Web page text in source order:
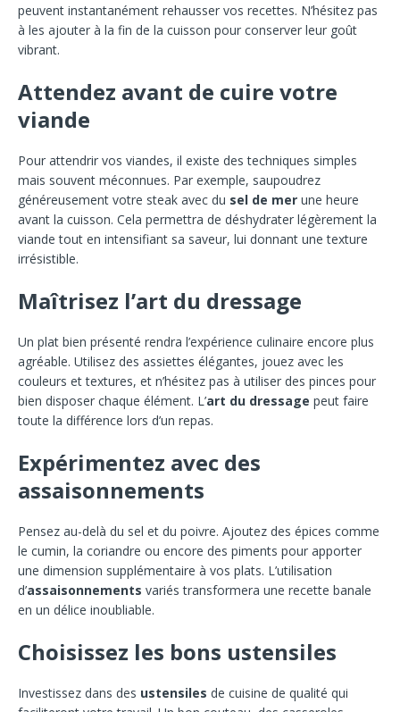
peuvent instantanément rehausser vos recettes. N’hésitez pas
à les ajouter à la fin de la cuisson pour conserver leur goût
vibrant.
Attendez avant de cuire votre
viande
Pour attendrir vos viandes, il existe des techniques simples
mais souvent méconnues. Par exemple, saupoudrez
généreusement votre steak avec du sel de mer une heure
avant la cuisson. Cela permettra de déshydrater légèrement la
viande tout en intensifiant sa saveur, lui donnant une texture
irrésistible.
Maîtrisez l’art du dressage
Un plat bien présenté rendra l’expérience culinaire encore plus
agréable. Utilisez des assiettes élégantes, jouez avec les
couleurs et textures, et n’hésitez pas à utiliser des pinces pour
bien disposer chaque élément. L’art du dressage peut faire
toute la différence lors d’un repas.
Expérimentez avec des
assaisonnements
Pensez au-delà du sel et du poivre. Ajoutez des épices comme
le cumin, la coriandre ou encore des piments pour apporter
une dimension supplémentaire à vos plats. L’utilisation
d’assaisonnements variés transformera une recette banale
en un délice inoubliable.
Choisissez les bons ustensiles
Investissez dans des ustensiles de cuisine de qualité qui